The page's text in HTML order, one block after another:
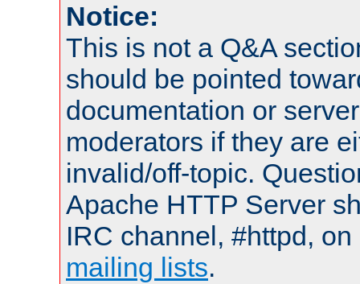
Notice:
This is not a Q&A
should be pointed
documentation or
moderators if they are
invalid/off-topic.
Apache HTTP Server
IRC channel, #httpd,
mailing lists.